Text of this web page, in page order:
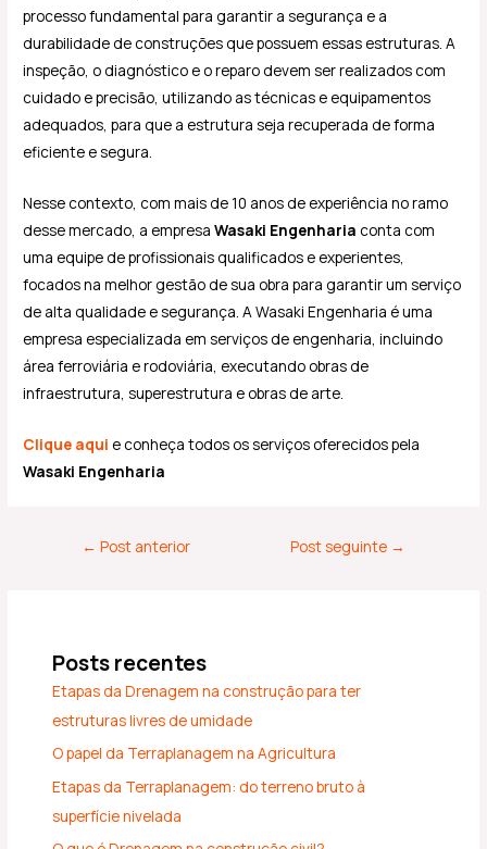
processo fundamental para garantir a segurança e a
durabilidade de construções que possuem essas estruturas. A
inspeção, o diagnóstico e o reparo devem ser realizados com
cuidado e precisão, utilizando as técnicas e equipamentos
adequados, para que a estrutura seja recuperada de forma
eficiente e segura.
Nesse contexto, com mais de 10 anos de experiência no ramo
desse mercado, a empresaWasaki Engenharia conta com
uma equipe de profissionais qualificados e experientes,
focados na melhor gestão de sua obra para garantir um serviço
de alta qualidade e segurança. A Wasaki Engenharia é uma
empresa especializada em serviços de engenharia, incluindo
área ferroviária e rodoviária, executando obras de
infraestrutura, superestrutura e obras de arte.
Clique aqui e conheça todos os serviços oferecidos pela
Wasaki Engenharia
← Post anterior Post seguinte →
Posts recentes
Etapas da Drenagem na construção para ter
estruturas livres de umidade
O papel da Terraplanagem na Agricultura
Etapas da Terraplanagem: do terreno bruto à
superfície nivelada